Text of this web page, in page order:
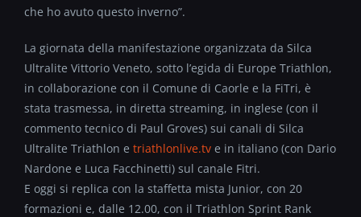
che ho avuto questo inverno”.
La giornata della manifestazione organizzata da Silca
Ultralite Vittorio Veneto, sotto l’egida di Europe Triathlon,
in collaborazione con il Comune di Caorle e la FiTri, è
stata trasmessa, in diretta streaming, in inglese (con il
commento tecnico di Paul Groves) sui canali di Silca
Ultralite Triathlon e triathlonlive.tv e in italiano (con Dario
Nardone e Luca Facchinetti) sul canale Fitri.
E oggi si replica con la staffetta mista Junior, con 20
formazioni e, dalle 12.00, con il Triathlon Sprint Rank